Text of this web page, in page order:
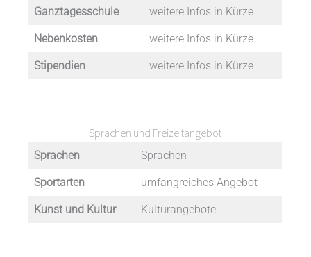
Ganztagesschule weitere Infos in Kürze
Nebenkosten weitere Infos in Kürze
Stipendien weitere Infos in Kürze
Sprachen und Freizeitangebot
Sprachen Sprachen
Sportarten umfangreiches Angebot
Kunst und Kultur Kulturangebote